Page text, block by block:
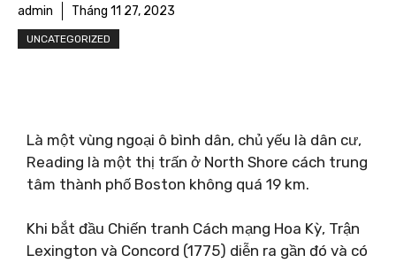
admin Tháng 11 27, 2023
UNCATEGORIZED
Là một vùng ngoại ô bình dân, chủ yếu là dân cư,
Reading là một thị trấn ở North Shore cách trung
tâm thành phố Boston không quá 19 km.
Khi bắt đầu Chiến tranh Cách mạng Hoa Kỳ, Trận
Lexington và Concord (1775) diễn ra gần đó và có